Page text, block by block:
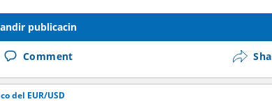
Mientras el precio sea capaz de
de continuar la subida hacia la
siguen abiertas. Por el contrario, si el precio
de corrección de corto plazo hacia el Pivot
la tendencia principal.
publicacin
Comment
del EUR/USD